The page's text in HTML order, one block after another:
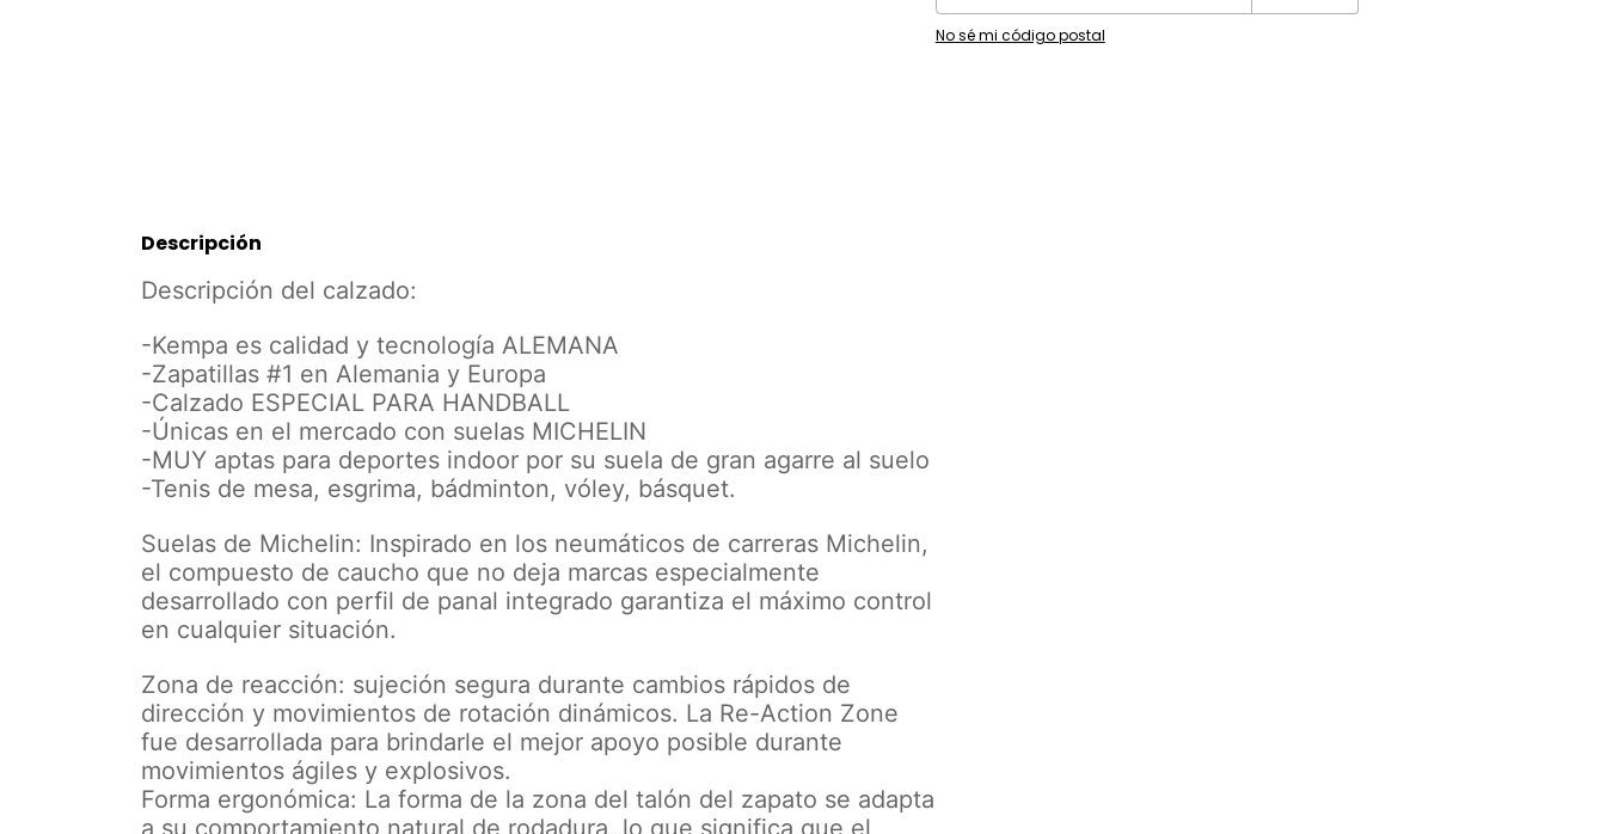
No sé mi código postal
Descripción
Descripción del calzado:
-Kempa es calidad y tecnología ALEMANA
-Zapatillas #1 en Alemania y Europa
-Calzado ESPECIAL PARA HANDBALL
-Únicas en el mercado con suelas MICHELIN
-MUY aptas para deportes indoor por su suela de gran agarre al suelo
-Tenis de mesa, esgrima, bádminton, vóley, básquet.
Suelas de Michelin: Inspirado en los neumáticos de carreras Michelin,
el compuesto de caucho que no deja marcas especialmente
desarrollado con perfil de panal integrado garantiza el máximo control
en cualquier situación.
Zona de reacción: sujeción segura durante cambios rápidos de
dirección y movimientos de rotación dinámicos. La Re-Action Zone
fue desarrollada para brindarle el mejor apoyo posible durante
movimientos ágiles y explosivos.
Forma ergonómica: La forma de la zona del talón del zapato se adapta
a su comportamiento natural de rodadura, lo que significa que el